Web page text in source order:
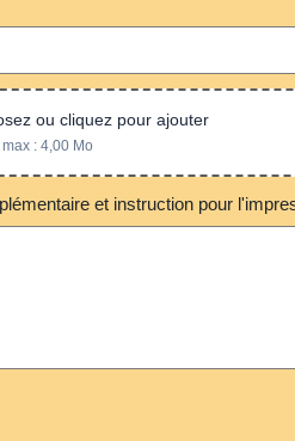
ou cliquez pour ajouter
: 4,00 Mo
et instruction pour